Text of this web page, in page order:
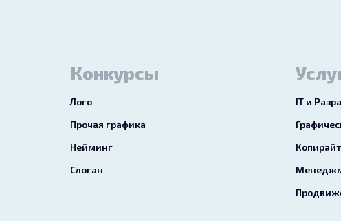
Конкурсы
Лого
Прочая графика
Нейминг
Слоган
IT и